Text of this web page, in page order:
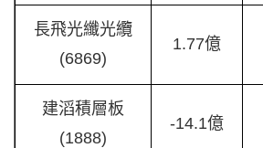
長飛光纖光纜
(6869)
1.77億
建滔積層板
(1888)
-14.1億